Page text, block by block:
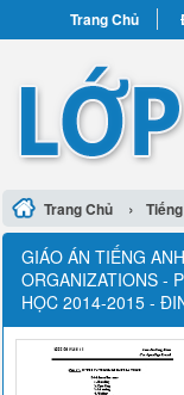
Trang Chủ
Trang Chủ ›
GIÁO ÁN TIẾNG
ORGANIZATIONS -
HỌC 2014-2015 -